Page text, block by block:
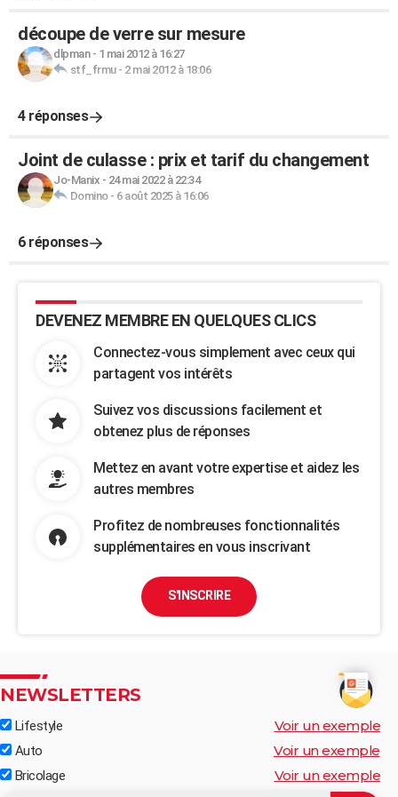
découpe de verre sur mesure
dlpman- 1 mai 2012 à 16:27
stf_frmu- 2 mai 2012 à 18:06
4 réponses
Joint de culasse : prix et tarif du changement
Jo-Manix - 24 mai 2022 à 22:34
Domino- 6 août 2025 à 16:06
6 réponses
DEVENEZ MEMBRE EN QUELQUES CLICS
Connectez-vous simplement avec ceux qui
partagent vos intérêts
Suivez vos discussions facilement et
obtenez plus de réponses
Mettez en avant votre expertise et aidez les
autres membres
Profitez de nombreuses fonctionnalités
supplémentaires en vous inscrivant
S'INSCRIRE
NEWSLETTERS
Lifestyle Voir un exemple
Auto Voir un exemple
Bricolage Voir un exemple